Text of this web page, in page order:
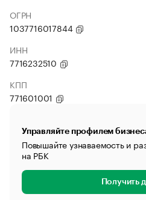
ОГРН
1037716017844
ИНН
7716232510
КПП
771601001
Управляйте профилем
Повышайте узнаваемость и
на РБК
Получить